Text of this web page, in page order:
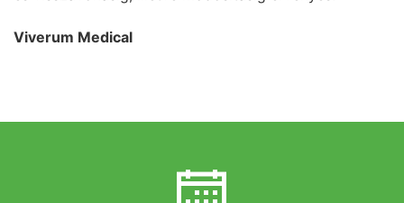
Viverum Medical